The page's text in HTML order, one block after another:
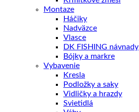
Montaze
Háčiky
Nadväzce
Vlasce
DK FISHING návnady
Bójky a markre
Vybavenie
Kresla
Podložky a saky
Vidličky a hrazdy
Svietidlá